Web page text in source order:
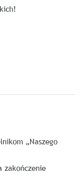
„Naszego
zakończenie